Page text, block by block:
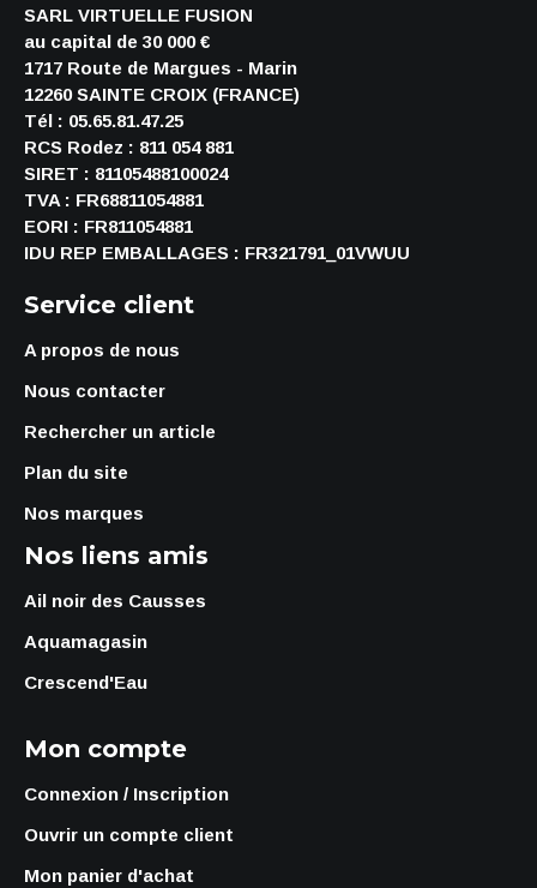
SARL VIRTUELLE FUSION
au capital de 30 000 €
1717 Route de Margues - Marin
12260 SAINTE CROIX (FRANCE)
Tél : 05.65.81.47.25
RCS Rodez : 811 054 881
SIRET : 81105488100024
TVA : FR68811054881
EORI : FR811054881
IDU REP EMBALLAGES : FR321791_01VWUU
Service client
A propos de nous
Nous contacter
Rechercher un article
Plan du site
Nos marques
Nos liens amis
Ail noir des Causses
Aquamagasin
Crescend'Eau
Mon compte
Connexion / Inscription
Ouvrir un compte client
Mon panier d'achat